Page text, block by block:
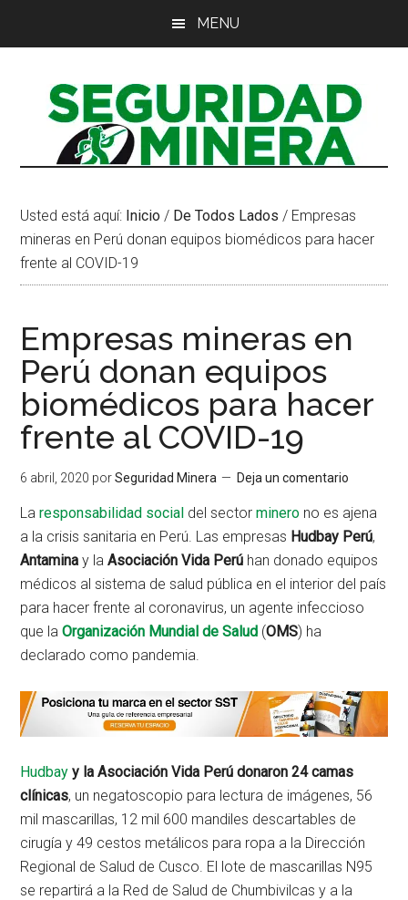
principal
MENU
Usted está aquí: Inicio / De Todos Lados / Empresas
mineras en Perú donan equipos biomédicos para hacer
frente al COVID-19
Empresas mineras en
Perú donan equipos
biomédicos para hacer
frente al COVID-19
6 abril, 2020 porSeguridad Minera Deja un comentario
Laresponsabilidad social del sectorminero no es ajena
a la crisis sanitaria en Perú. Las empresas Hudbay Perú,
Antamina y laAsociación Vida Perú han donado equipos
médicos al sistema de salud pública en el interior del país
para hacer frente al coronavirus, un agente infeccioso
que laOrganización Mundial de Salud (OMS) ha
declarado como pandemia.
Hudbay y la Asociación Vida Perú donaron 24 camas
clínicas, un negatoscopio para lectura de imágenes, 56
mil mascarillas, 12 mil 600 mandiles descartables de
cirugía y 49 cestos metálicos para ropa a la Dirección
Regional de Salud de Cusco. El lote de mascarillas N95
se repartirá a la Red de Salud de Chumbivilcas y a la